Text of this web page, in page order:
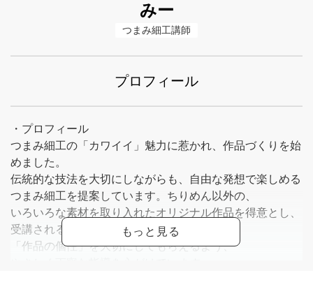
みー
つまみ細工講師
プロフィール
・プロフィール
つまみ細工の「カワイイ」魅力に惹かれ、作品づくりを始
めました。
伝統的な技法を大切にしながらも、自由な発想で楽しめる
つまみ細工を提案しています。ちりめん以外の、
いろいろな素材を取り入れたオリジナル作品を得意とし、
受講される方にも「つくる楽しさ」と
「作品の個性」を大切にしてもらえるよう、